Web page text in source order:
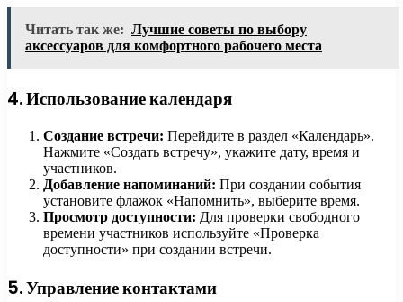
Читать так же: Лучшие советы по выбору
аксессуаров для комфортного рабочего места
4. Использование календаря
Создание встречи: Перейдите в раздел «Календарь».
Нажмите «Создать встречу», укажите дату, время и
участников.
Добавление напоминаний: При создании события
установите флажок «Напомнить», выберите время.
Просмотр доступности: Для проверки свободного
времени участников используйте «Проверка
доступности» при создании встречи.
5. Управление контактами